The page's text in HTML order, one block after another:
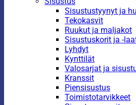
Sisustustyynyt ja
Tekokasvit
Ruukut ja maljakot
Sisustuskorit ja -
Lyhdyt
Kynttilät
Valosarjat ja
Kranssit
Piensisustus
Toimistotarvikkeet